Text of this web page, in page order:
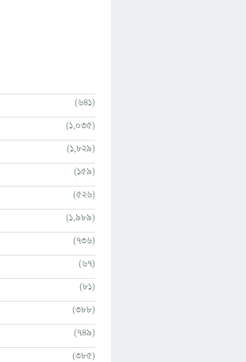
(641)
(1,035)
(1,829)
(159)
(526)
(1,989)
(736)
(67)
(81)
(388)
(749)
(385)